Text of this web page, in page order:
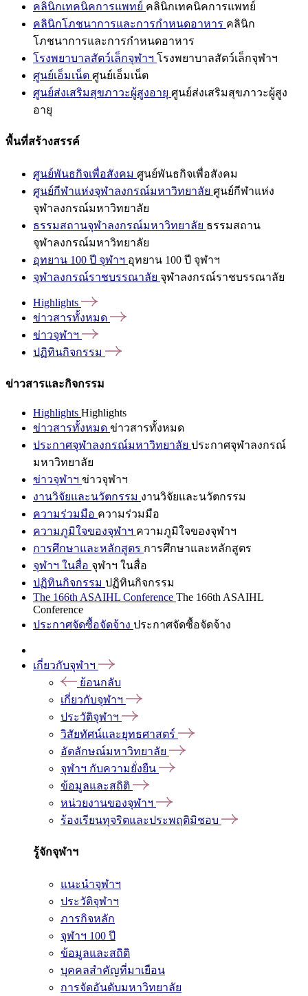
คลินิกเทคนิคการแพทย์ คลินิกเทคนิคการแพทย์
คลินิกโภชนาการและการกำหนดอาหาร คลินิก
โภชนาการและการกำหนดอาหาร
โรงพยาบาลสัตว์เล็กจุฬาฯ โรงพยาบาลสัตว์เล็กจุฬาฯ
ศูนย์เอ็มเน็ต ศูนย์เอ็มเน็ต
ศูนย์ส่งเสริมสุขภาวะผู้สูงอายุ ศูนย์ส่งเสริมสุขภาวะผู้สูง
อายุ
พื้นที่สร้างสรรค์
ศูนย์พันธกิจเพื่อสังคม ศูนย์พันธกิจเพื่อสังคม
ศูนย์กีฬาแห่งจุฬาลงกรณ์มหาวิทยาลัย ศูนย์กีฬาแห่ง
จุฬาลงกรณ์มหาวิทยาลัย
ธรรมสถานจุฬาลงกรณ์มหาวิทยาลัย ธรรมสถาน
จุฬาลงกรณ์มหาวิทยาลัย
อุทยาน 100 ปี จุฬาฯ อุทยาน 100 ปี จุฬาฯ
จุฬาลงกรณ์ราชบรรณาลัย จุฬาลงกรณ์ราชบรรณาลัย
Highlights
ข่าวสารทั้งหมด
ข่าวจุฬาฯ
ปฏิทินกิจกรรม
ข่าวสารและกิจกรรม
Highlights Highlights
ข่าวสารทั้งหมด ข่าวสารทั้งหมด
ประกาศจุฬาลงกรณ์มหาวิทยาลัย ประกาศจุฬาลงกรณ์
มหาวิทยาลัย
ข่าวจุฬาฯ ข่าวจุฬาฯ
งานวิจัยและนวัตกรรม งานวิจัยและนวัตกรรม
ความร่วมมือ ความร่วมมือ
ความภูมิใจของจุฬาฯ ความภูมิใจของจุฬาฯ
การศึกษาและหลักสูตร การศึกษาและหลักสูตร
จุฬาฯ ในสื่อ จุฬาฯ ในสื่อ
ปฏิทินกิจกรรม ปฏิทินกิจกรรม
The 166th ASAIHL Conference The 166th ASAIHL
Conference
ประกาศจัดซื้อจัดจ้าง ประกาศจัดซื้อจัดจ้าง
เกี่ยวกับจุฬาฯ
ย้อนกลับ
เกี่ยวกับจุฬาฯ
ประวัติจุฬาฯ
วิสัยทัศน์และยุทธศาสตร์
อัตลักษณ์มหาวิทยาลัย
จุฬาฯ กับความยั่งยืน
ข้อมูลและสถิติ
หน่วยงานของจุฬาฯ
ร้องเรียนทุจริตและประพฤติมิชอบ
รู้จักจุฬาฯ
แนะนำจุฬาฯ
ประวัติจุฬาฯ
ภารกิจหลัก
จุฬาฯ 100 ปี
ข้อมูลและสถิติ
บุคคลสำคัญที่มาเยือน
การจัดอันดับมหาวิทยาลัย